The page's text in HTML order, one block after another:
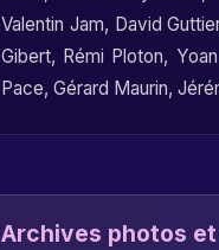
Valentin Jam, David
Gibert, Rémi Ploton,
Pace, Gérard Maurin,
Archives photos